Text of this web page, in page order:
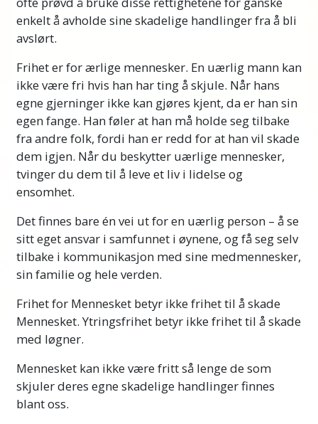
enkelt å avholde sine skadelige handlinger fra å bli
avslørt.
Frihet er for ærlige mennesker. En uærlig mann kan
ikke være fri hvis han har ting å skjule. Når hans
egne gjerninger ikke kan gjøres kjent, da er han sin
egen fange. Han føler at han må holde seg tilbake
fra andre folk, fordi han er redd for at han vil skade
dem igjen. Når du beskytter uærlige mennesker,
tvinger du dem til å leve et liv i lidelse og
ensomhet.
Det finnes bare én vei ut for en uærlig person – å se
sitt eget ansvar i samfunnet i øynene, og få seg selv
tilbake i kommunikasjon med sine medmennesker,
sin familie og hele verden.
Frihet for Mennesket betyr ikke frihet til å skade
Mennesket. Ytringsfrihet betyr ikke frihet til å skade
med løgner.
Mennesket kan ikke være fritt så lenge de som
skjuler deres egne skadelige handlinger finnes
blant oss.